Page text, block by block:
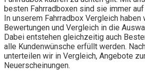
besten Fahrradboxen sind sie immer
In unserem Fahrradbox Vergleich
Bewertungen und Vergleich in die
Dabei entstehen gleichzeitig auch
alle Kundenwünsche erfüllt werden.
unterteilen wir in Vergleich, Angebote
Neuerscheinungen.